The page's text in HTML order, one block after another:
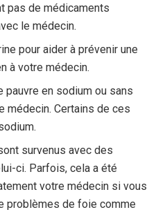
pas de médicaments
le médecin.
pour aider à prévenir une
à votre médecin.
pauvre en sodium ou sans
médecin. Certains de ces
survenus avec des
ci. Parfois, cela a été
votre médecin si vous
problèmes de foie comme